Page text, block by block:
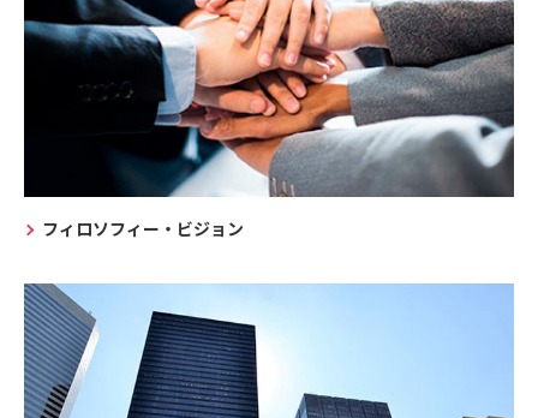
フィロソフィー・ビジョン